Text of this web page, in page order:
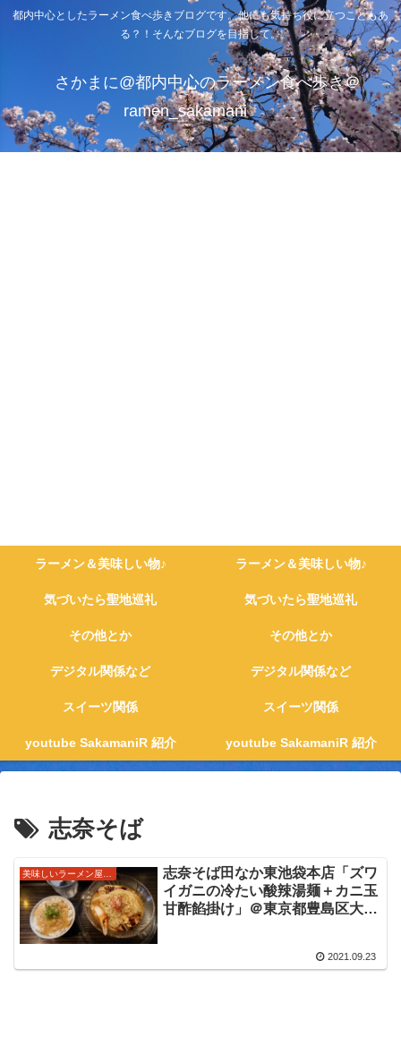
都内中心としたラーメン食べ歩きブログです。他にも気持ち役に立つこともあ
る？！そんなブログを目指して。
さかまに@都内中心のラーメン食べ歩き＠
ramen_sakamani
ラーメン＆美味しい物♪ ラーメン＆美味しい物♪
気づいたら聖地巡礼 気づいたら聖地巡礼
その他とか その他とか
デジタル関係など デジタル関係など
スイーツ関係 スイーツ関係
youtube SakamaniR 紹介 youtube SakamaniR 紹介
志奈そば
志奈そば田なか東池袋本店「ズワ
イガニの冷たい酸辣湯麺＋カニ玉
甘酢餡掛け」＠東京都豊島区大
じるとろみある冷たいスープが抜
2021.09.23